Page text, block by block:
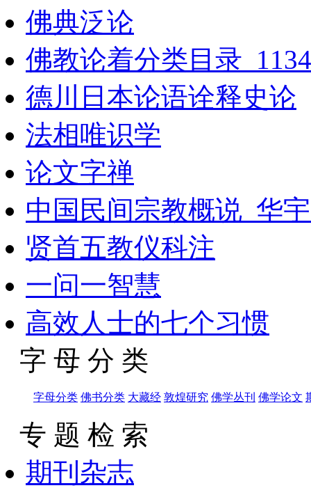
佛典泛论
佛教论着分类目录
德川日本论语诠释史论
法相唯识学
论文字禅
中国民间宗教概说_华
贤首五教仪科注
一问一智慧
高效人士的七个习惯
字 母 分 类
字母分类 佛书分类 大藏经 敦煌研究 佛学丛刊 佛学论文
专 题 检 索
期刊杂志